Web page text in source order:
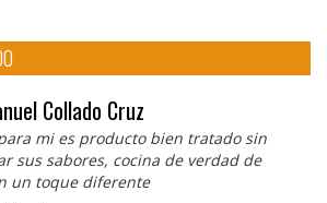
Collado Cruz
mi es producto bien tratado sin
sus sabores, cocina de verdad de
un toque diferente